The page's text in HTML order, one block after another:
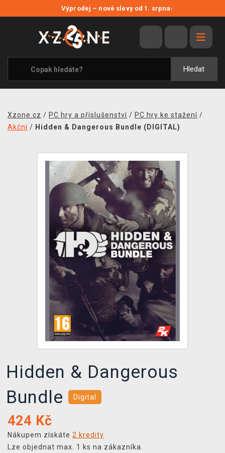
Výprodej – nové slevy od 1. srpna›
Hledat
VÝPRODEJ
VIDEOHRY
XZONE ORIGINALS
TÉMATIKY
MERCHANDISE
KONTAKT
XZONE KLUB
TCG & BOARDGAME HUB
VÝKUP HER (BAZAR)
Xzone.cz / PC hry a příslušenství / PC hry ke stažení /
Akční / Hidden & Dangerous Bundle (DIGITAL)
Hidden & Dangerous
Bundle
Digital
424 Kč
Nákupem získáte 2 kredity
Lze objednat max. 1 ks na zákazníka.